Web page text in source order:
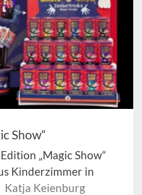
Show“
„Magic Show“
Kinderzimmer in
Katja Keienburg